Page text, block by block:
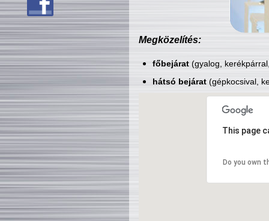
Megközelítés:
főbejárat(gyalog,
hátsó bejárat(gépkocsival,
This page
Do you own